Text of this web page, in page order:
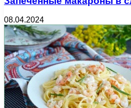
08.04.2024